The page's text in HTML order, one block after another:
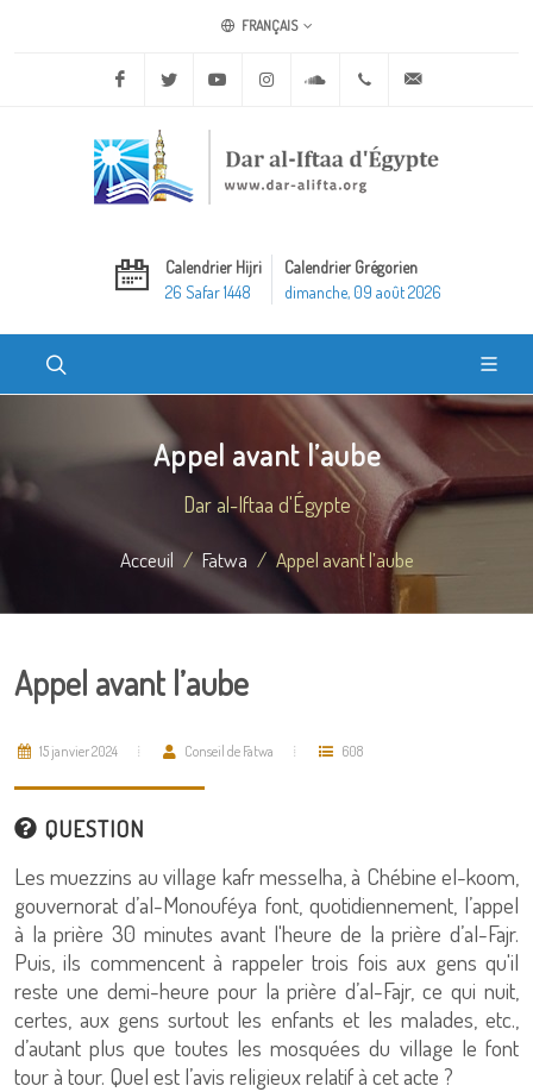
FRANÇAIS
Facebook Twitter Youtube Instagram Soundcloud+20 2 25970400
Calendrier Hijri
26 Safar 1448
Calendrier Grégorien
dimanche, 09 août 2026
Appel avant l’aube
Dar al-Iftaa d'Égypte
Acceuil Fatwa Appel avant l’aube
Appel avant l’aube
15 janvier 2024 Conseil de Fatwa 608
QUESTION
Les muezzins au village kafr messelha, à Chébine el-koom,
gouvernorat d’al-Monouféya font, quotidiennement, l’appel
à la prière 30 minutes avant l'heure de la prière d’al-Fajr.
Puis, ils commencent à rappeler trois fois aux gens qu'il
reste une demi-heure pour la prière d’al-Fajr, ce qui nuit,
certes, aux gens surtout les enfants et les malades, etc.,
d’autant plus que toutes les mosquées du village le font
tour à tour. Quel est l’avis religieux relatif à cet acte ?